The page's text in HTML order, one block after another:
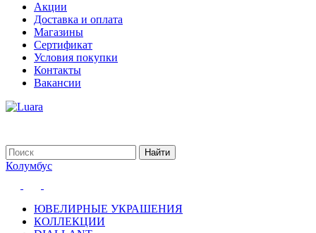
Акции
Доставка и оплата
Магазины
Сертификат
Условия покупки
Контакты
Вакансии
Колумбус
ЮВЕЛИРНЫЕ УКРАШЕНИЯ
КОЛЛЕКЦИИ